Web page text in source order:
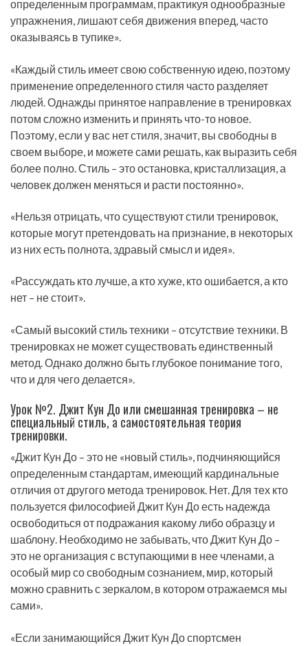
определенным программам, практикуя однообразные
упражнения, лишают себя движения вперед, часто
оказываясь в тупике».
«Каждый стиль имеет свою собственную идею, поэтому
применение определенного стиля часто разделяет
людей. Однажды принятое направление в тренировках
потом сложно изменить и принять что-то новое.
Поэтому, если у вас нет стиля, значит, вы свободны в
своем выборе, и можете сами решать, как выразить себя
более полно. Стиль – это остановка, кристаллизация, а
человек должен меняться и расти постоянно».
«Нельзя отрицать, что существуют стили тренировок,
которые могут претендовать на признание, в некоторых
из них есть полнота, здравый смысл и идея».
«Рассуждать кто лучше, а кто хуже, кто ошибается, а кто
нет – не стоит».
«Самый высокий стиль техники – отсутствие техники. В
тренировках не может существовать единственный
метод. Однако должно быть глубокое понимание того,
что и для чего делается».
Урок №2. Джит Кун До или смешанная тренировка – не
специальный стиль, а самостоятельная теория
тренировки.
«Джит Кун До – это не «новый стиль», подчиняющийся
определенным стандартам, имеющий кардинальные
отличия от другого метода тренировок. Нет. Для тех кто
пользуется философией Джит Кун До есть надежда
освободиться от подражания какому либо образцу и
шаблону. Необходимо не забывать, что Джит Кун До –
это не организация с вступающими в нее членами, а
особый мир со свободным сознанием, мир, который
можно сравнить с зеркалом, в котором отражаемся мы
сами».
«Если занимающийся Джит Кун До спортсмен